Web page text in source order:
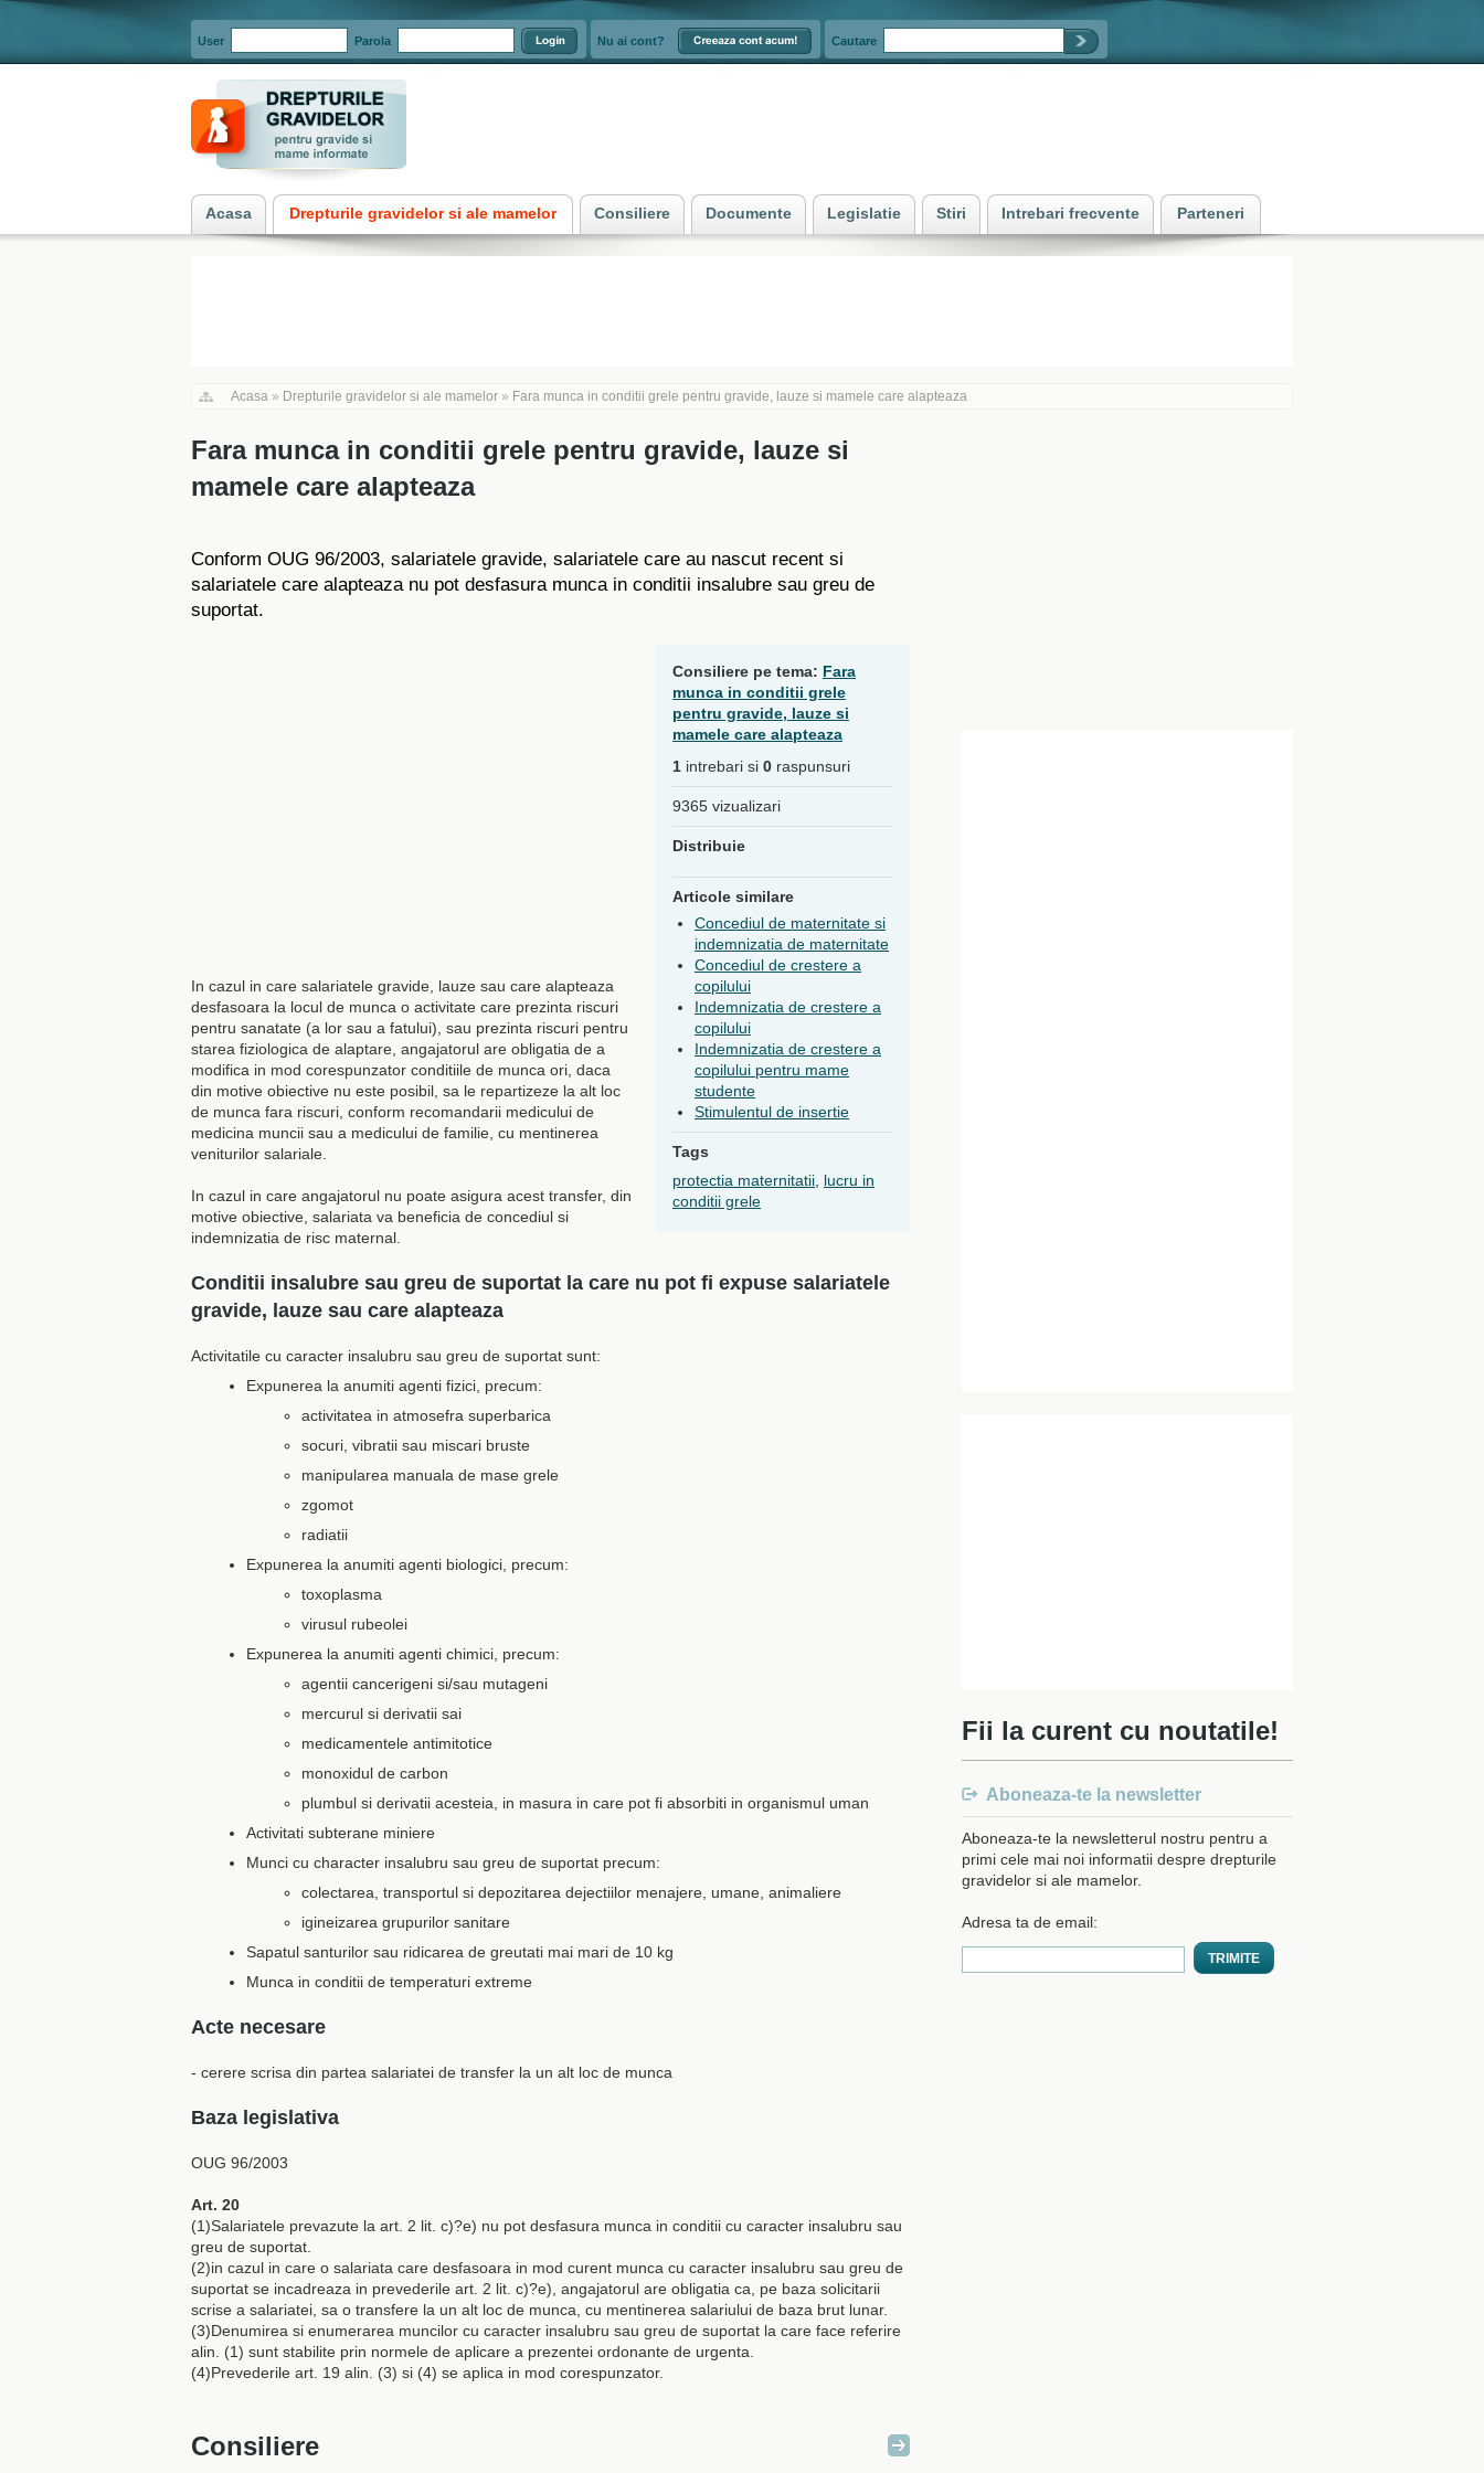
Acasa » Drepturile gravidelor si ale mamelor » Fara munca in conditii grele pentru gravide, lauze si mamele care alapteaza
Fara munca in conditii grele pentru gravide, lauze si
mamele care alapteaza
Conform OUG 96/2003, salariatele gravide, salariatele care au nascut recent si
salariatele care alapteaza nu pot desfasura munca in conditii insalubre sau greu de
suportat.
Consiliere pe tema: Fara
munca in conditii grele
pentru gravide, lauze si
mamele care alapteaza
1 intrebari si 0 raspunsuri
9365 vizualizari
Distribuie
Articole similare
Concediul de maternitate si
indemnizatia de maternitate
Concediul de crestere a
copilului
Indemnizatia de crestere a
copilului
Indemnizatia de crestere a
copilului pentru mame
studente
Stimulentul de insertie
Tags
protectia maternitatii lucru in
conditii grele
In cazul in care salariatele gravide, lauze sau care alapteaza
desfasoara la locul de munca o activitate care prezinta riscuri
pentru sanatate (a lor sau a fatului), sau prezinta riscuri pentru
starea fiziologica de alaptare, angajatorul are obligatia de a
modifica in mod corespunzator conditiile de munca ori, daca
din motive obiective nu este posibil, sa le repartizeze la alt loc
de munca fara riscuri, conform recomandarii medicului de
medicina muncii sau a medicului de familie, cu mentinerea
veniturilor salariale.
In cazul in care angajatorul nu poate asigura acest transfer, din
motive obiective, salariata va beneficia de concediul si
indemnizatia de risc maternal.
Conditii insalubre sau greu de suportat la care nu pot fi expuse salariatele
gravide, lauze sau care alapteaza
Activitatile cu caracter insalubru sau greu de suportat sunt:
Expunerea la anumiti agenti fizici, precum:
activitatea in atmosefra superbarica
socuri, vibratii sau miscari bruste
manipularea manuala de mase grele
zgomot
radiatii
Expunerea la anumiti agenti biologici, precum:
toxoplasma
virusul rubeolei
Expunerea la anumiti agenti chimici, precum:
agentii cancerigeni si/sau mutageni
mercurul si derivatii sai
medicamentele antimitotice
monoxidul de carbon
plumbul si derivatii acesteia, in masura in care pot fi absorbiti in organismul uman
Activitati subterane miniere
Munci cu character insalubru sau greu de suportat precum:
colectarea, transportul si depozitarea dejectiilor menajere, umane, animaliere
igineizarea grupurilor sanitare
Sapatul santurilor sau ridicarea de greutati mai mari de 10 kg
Munca in conditii de temperaturi extreme
Acte necesare
- cerere scrisa din partea salariatei de transfer la un alt loc de munca
Baza legislativa
OUG 96/2003
Art. 20
(1)Salariatele prevazute la art. 2 lit. c)?e) nu pot desfasura munca in conditii cu caracter insalubru sau
greu de suportat.
(2)in cazul in care o salariata care desfasoara in mod curent munca cu caracter insalubru sau greu de
suportat se incadreaza in prevederile art. 2 lit. c)?e), angajatorul are obligatia ca, pe baza solicitarii
scrise a salariatei, sa o transfere la un alt loc de munca, cu mentinerea salariului de baza brut lunar.
(3)Denumirea si enumerarea muncilor cu caracter insalubru sau greu de suportat la care face referire
alin. (1) sunt stabilite prin normele de aplicare a prezentei ordonante de urgenta.
(4)Prevederile art. 19 alin. (3) si (4) se aplica in mod corespunzator.
Consiliere
Fii la curent cu noutatile!
Aboneaza-te la newsletter
Aboneaza-te la newsletterul nostru pentru a
primi cele mai noi informatii despre drepturile
gravidelor si ale mamelor.
Adresa ta de email:
User Parola Nu ai cont? Cautare
Acasa Drepturile gravidelor si ale mamelor Consiliere Documente Legislatie Stiri Intrebari frecvente Parteneri